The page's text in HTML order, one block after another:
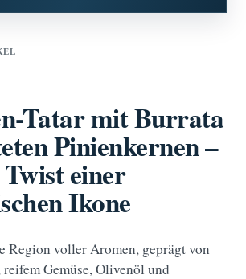
Tatar mit Burrata
Pinienkernen –
einer
Ikone
Region voller Aromen, geprägt von
Gemüse, Olivenöl und